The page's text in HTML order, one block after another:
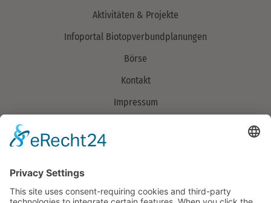
Aktivitäten & Projekte
Infoportal Biotopverbundplanungen
Börse
Kontakt
Impressum